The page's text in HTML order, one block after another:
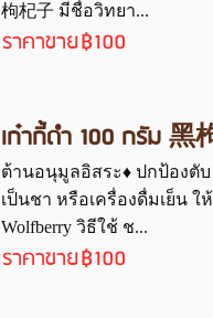
枸杞子 มีชื่อวิทยา...
ราคาขาย฿100
เก๋ากี้ดำ 100 กรัม 黑
ต้านอนุมูลอิสระ♦ ปกป้องตั
เป็นชา หรือเครื่องดื่มเย็น ใ
Wolfberry วิธีใช้ ช...
ราคาขาย฿100